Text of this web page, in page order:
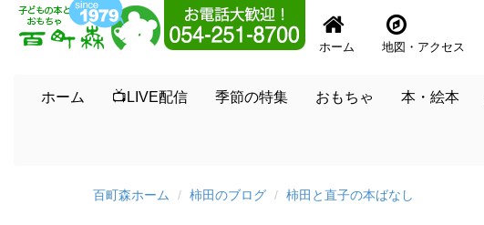
ホーム 地図・アクセス
ホーム 📺LIVE配信 季節の特集 おもちゃ 本・絵本
百町森ホーム 柿田のブログ 柿田と直子の本ばなし